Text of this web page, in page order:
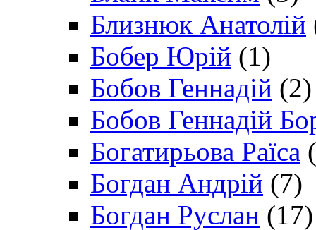
Близнюк Анатолій
Бобер Юрій (1)
Бобов Геннадій (2)
Бобов Геннадій
Богатирьова Раїса
Богдан Андрій (7)
Богдан Руслан (17)